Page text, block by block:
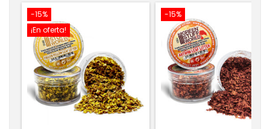
-15%
¡En oferta!
-15%